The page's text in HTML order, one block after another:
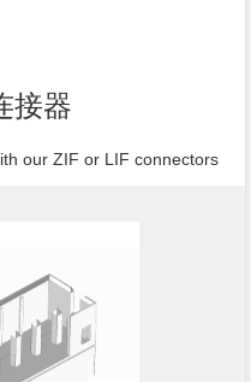
接器
our ZIF or LIF connectors